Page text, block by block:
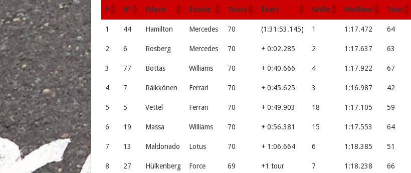
P N° Pilote Écurie Tours Écart Grille Meilleur Tour
1 44 Hamilton Mercedes 70 (1:31:53.145) 1 1:17.472 64
2 6 Rosberg Mercedes 70 + 0:02.285 2 1:17.637 63
3 77 Bottas Williams 70 + 0:40.666 4 1:17.922 67
4 7 Räikkönen Ferrari 70 + 0:45.625 3 1:16.987 42
5 5 Vettel Ferrari 70 + 0:49.903 18 1:17.105 59
6 19 Massa Williams 70 + 0:56.381 15 1:17.553 64
7 13 Maldonado Lotus 70 + 1:06.664 6 1:18.385 51
8 27 Hülkenberg
Force
69 +1 tour 7 1:18.238 66